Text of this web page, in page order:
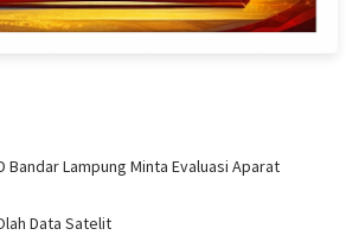
Bandar Lampung Minta Evaluasi Aparat
Data Satelit